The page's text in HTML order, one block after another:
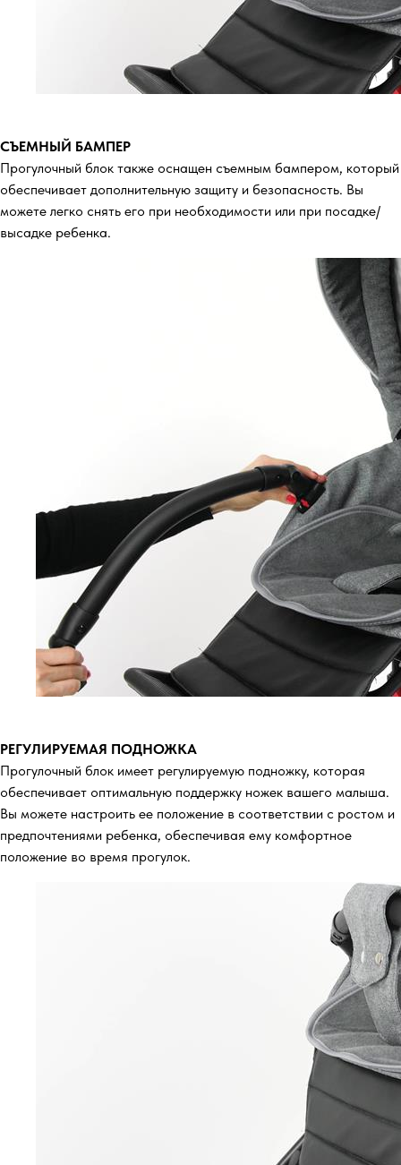
СЪЕМНЫЙ БАМПЕР
Прогулочный блок также оснащен съемным бампером, который
обеспечивает дополнительную защиту и безопасность. Вы
можете легко снять его при необходимости или при посадке/
высадке ребенка.
РЕГУЛИРУЕМАЯ ПОДНОЖКА
Прогулочный блок имеет регулируемую подножку, которая
обеспечивает оптимальную поддержку ножек вашего малыша.
Вы можете настроить ее положение в соответствии с ростом и
предпочтениями ребенка, обеспечивая ему комфортное
положение во время прогулок.